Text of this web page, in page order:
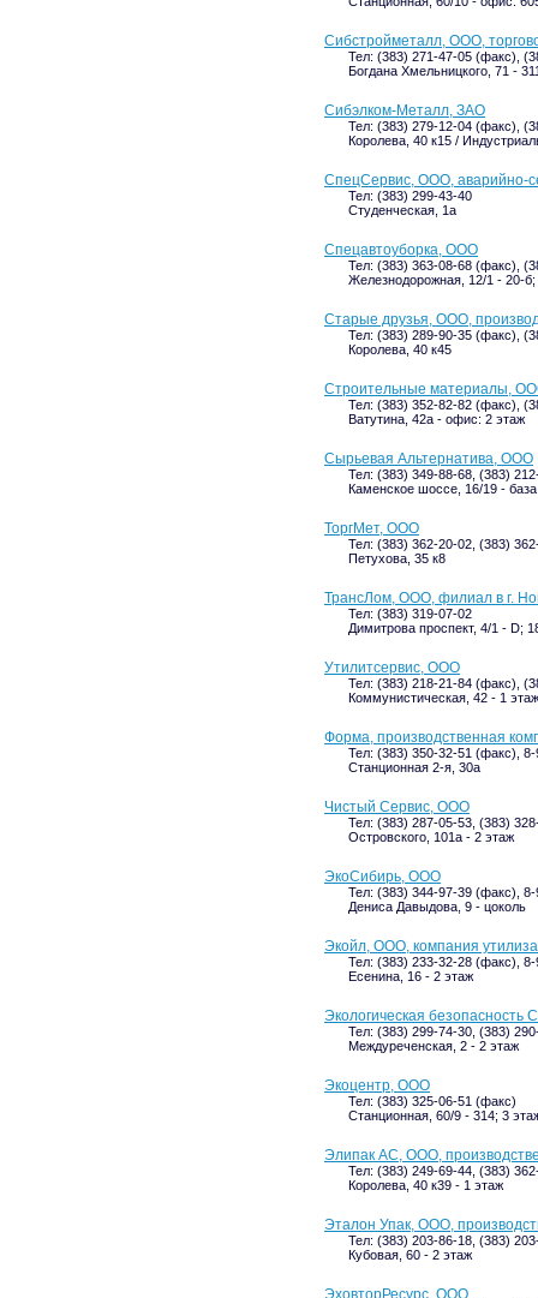
Сибстройметалл, ООО,
Тел: (383) 271-47-05 (факс),
Богдана Хмельницкого, 71 -
Сибэлком-Металл, ЗАО
Тел: (383) 279-12-04 (факс),
Королева, 40 к15 /
СпецСервис, ООО, аварийно-
Тел: (383) 299-43-40
Студенческая, 1а
Спецавтоуборка, ООО
Тел: (383) 363-08-68 (факс),
Железнодорожная, 12/1 - 20-б;
Старые друзья, ООО,
Тел: (383) 289-90-35 (факс),
Королева, 40 к45
Строительные материалы,
Тел: (383) 352-82-82 (факс),
Ватутина, 42а - офис: 2 этаж
Сырьевая Альтернатива, ООО
Тел: (383) 349-88-68, (383)
Каменское шоссе, 16/19 -
ТоргМет, ООО
Тел: (383) 362-20-02, (383)
Петухова, 35 к8
ТрансЛом, ООО, филиал в г.
Тел: (383) 319-07-02
Димитрова проспект, 4/1 - D;
Утилитсервис, ООО
Тел: (383) 218-21-84 (факс),
Коммунистическая, 42 - 1 этаж
Форма, производственная
Тел: (383) 350-32-51 (факс),
Станционная 2-я, 30а
Чистый Сервис, ООО
Тел: (383) 287-05-53, (383)
Островского, 101а - 2 этаж
ЭкоСибирь, ООО
Тел: (383) 344-97-39 (факс), 8-
Дениса Давыдова, 9 - цоколь
Экойл, ООО, компания
Тел: (383) 233-32-28 (факс),
Есенина, 16 - 2 этаж
Экологическая безопасность
Тел: (383) 299-74-30, (383)
Междуреченская, 2 - 2 этаж
Экоцентр, ООО
Тел: (383) 325-06-51 (факс)
Станционная, 60/9 - 314; 3
Элипак АС, ООО,
Тел: (383) 249-69-44, (383)
Королева, 40 к39 - 1 этаж
Эталон Упак, ООО,
Тел: (383) 203-86-18, (383)
Кубовая, 60 - 2 этаж
ЭховторРесурс, ООО